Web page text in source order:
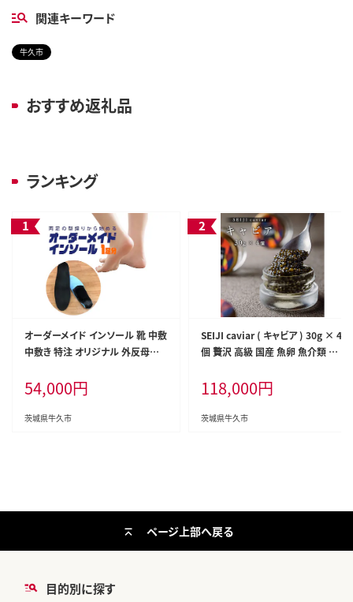
関連キーワード
牛久市
おすすめ返礼品
ランキング
オーダーメイド インソール 靴 中敷
中敷き 特注 オリジナル 外反母趾
54,000円
茨城県牛久市
SEIJI caviar ( キャビア ) 30g × 4
個 贅沢 高級 国産 魚卵 魚介類 世
贈り物 記念日 冷凍
118,000円
茨城県牛久市
目的別に探す
ページ上部へ戻る